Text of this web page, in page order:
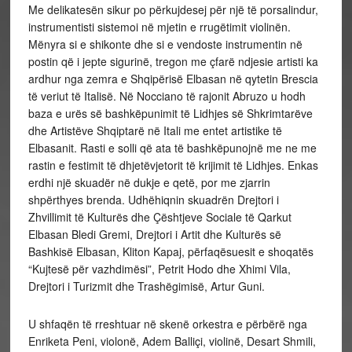
Me delikatesën sikur po përkujdesej për një të porsalindur,
instrumentisti sistemoi në mjetin e rrugëtimit violinën.
Mënyra si e shikonte dhe si e vendoste instrumentin në
postin që i jepte sigurinë, tregon me çfarë ndjesie artisti ka
ardhur nga zemra e Shqipërisë Elbasan në qytetin Brescia
të veriut të Italisë. Në Nocciano të rajonit Abruzo u hodh
baza e urës së bashkëpunimit të Lidhjes së Shkrimtarëve
dhe Artistëve Shqiptarë në Itali me entet artistike të
Elbasanit. Rasti e solli që ata të bashkëpunojnë me ne me
rastin e festimit të dhjetëvjetorit të krijimit të Lidhjes. Enkas
erdhi një skuadër në dukje e qetë, por me zjarrin
shpërthyes brenda. Udhëhiqnin skuadrën Drejtori i
Zhvillimit të Kulturës dhe Çështjeve Sociale të Qarkut
Elbasan Bledi Gremi, Drejtori i Artit dhe Kulturës së
Bashkisë Elbasan, Kliton Kapaj, përfaqësuesit e shoqatës
“Kujtesë për vazhdimësi”, Petrit Hodo dhe Xhimi Vila,
Drejtori i Turizmit dhe Trashëgimisë, Artur Guni.
U shfaqën të rreshtuar në skenë orkestra e përbërë nga
Enriketa Peni, violonë, Adem Balliçi, violinë, Desart Shmili,